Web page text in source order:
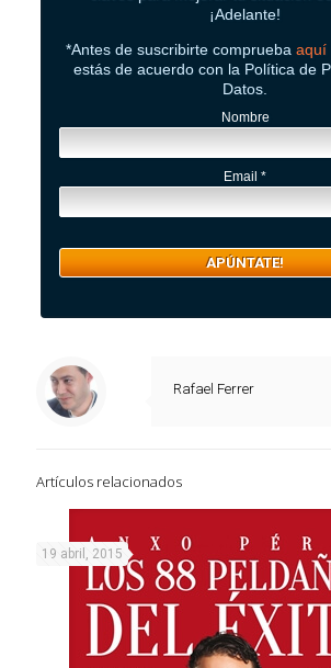
¡Adelante!
*Antes de suscribirte compruebaaquí
estás de acuerdo con la Política de
Datos.
Nombre
Email*
Rafael Ferrer
Artículos relacionados
19 abril, 2015